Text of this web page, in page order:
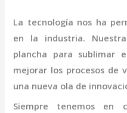
La tecnología nos ha
en la industria.
plancha para sublimar
mejorar los procesos de
una nueva ola de
Siempre tenemos en